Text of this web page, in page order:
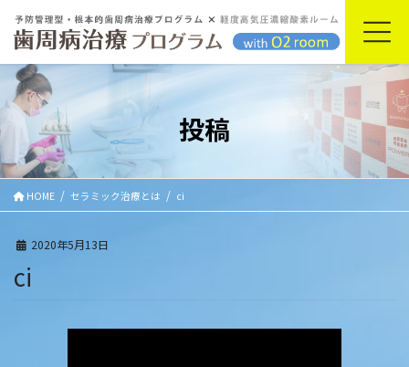
ン
に
動
ー
ョ
に
移
動
投稿
HOME セラミック治療とは ci
2020年5月13日
ci